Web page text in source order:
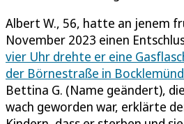
Albert W., 56, hatte an jenem
November 2023 einen
vier Uhr drehte er eine
der Börnestraße in
Bettina G. (Name geändert),
wach geworden war, erklärte